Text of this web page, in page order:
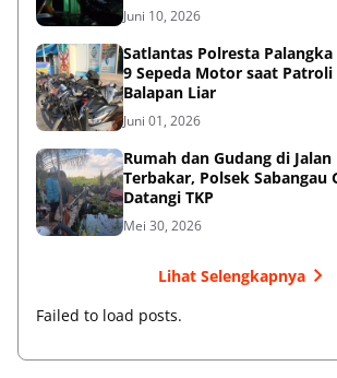
Juni 10, 2026
Satlantas Polresta
9 Sepeda Motor saat
Balapan Liar
Juni 01, 2026
Rumah dan Gudang di Jalan
Terbakar, Polsek Sabangau
Datangi TKP
Mei 30, 2026
Lihat Selengkapnya
Failed to load posts.